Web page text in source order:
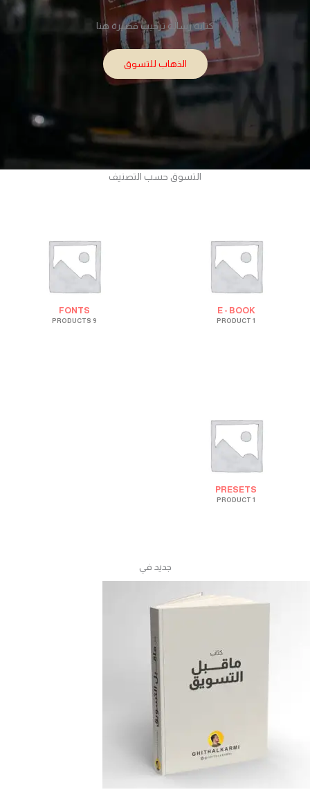
كتابة رسالة ترحيب قصيرة هنا
الذهاب للتسوق
التسوق حسب التصنيف
E - BOOK
FONTS
PRESETS
جديد في